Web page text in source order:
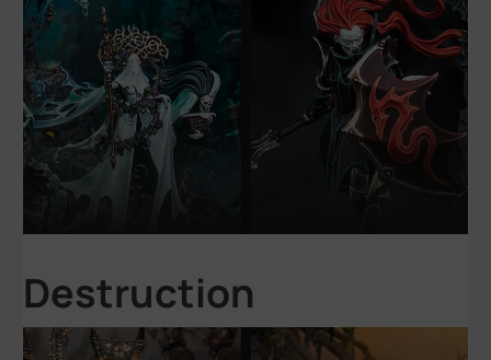
Destruction